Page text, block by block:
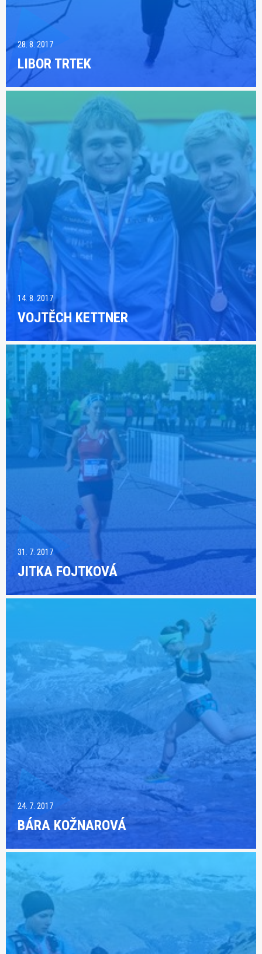
28. 8. 2017
LIBOR TRTEK
14. 8. 2017
VOJTĚCH KETTNER
31. 7. 2017
JITKA FOJTKOVÁ
24. 7. 2017
BÁRA KOŽNAROVÁ